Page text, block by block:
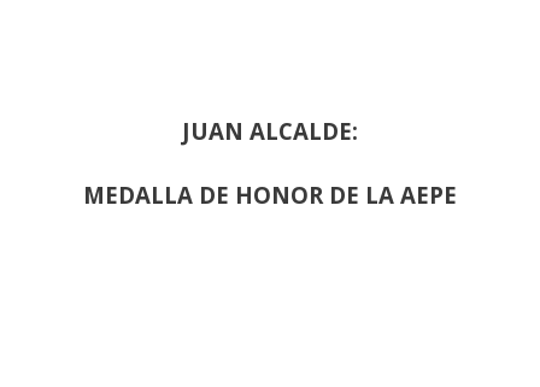
JUAN ALCALDE:
MEDALLA DE HONOR DE LA AEPE